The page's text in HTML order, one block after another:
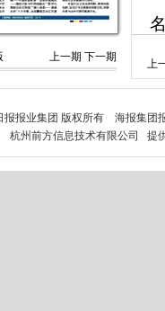
上一期 下一期
上